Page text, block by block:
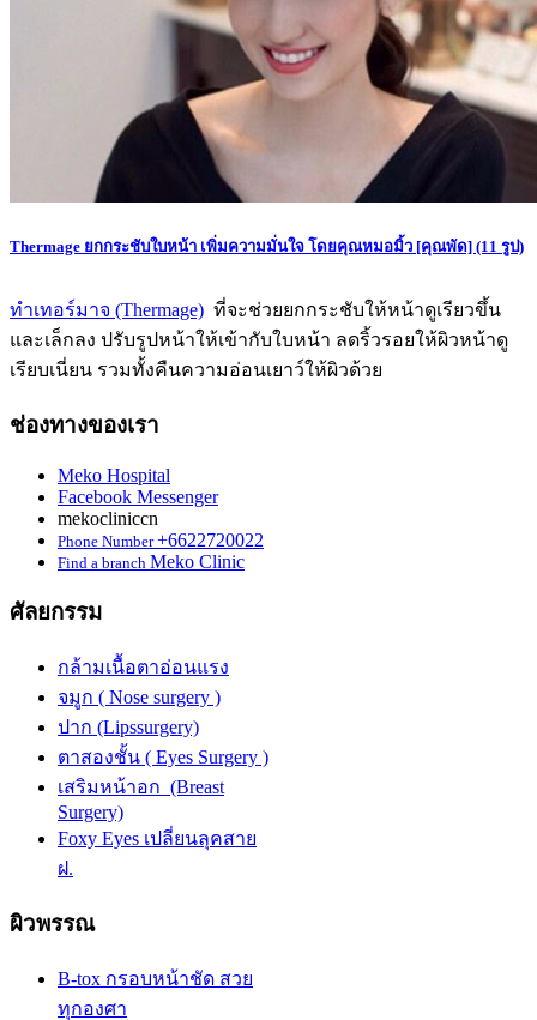
Thermage ยกกระชับใบหน้า เพิ่มความมั่นใจ โดยคุณหมอมิ้ว [คุณพัด] (11 รูป)
ทำเทอร์มาจ (Thermage) ที่จะช่วยยกกระชับให้หน้าดูเรียวขึ้น
และเล็กลง ปรับรูปหน้าให้เข้ากับใบหน้า ลดริ้วรอยให้ผิวหน้าดู
เรียบเนี่ยน รวมทั้งคืนความอ่อนเยาว์ให้ผิวด้วย
ช่องทางของเรา
Meko Hospital
Facebook Messenger
mekocliniccn
Phone Number+6622720022
Find a branch Meko Clinic
ศัลยกรรม
กล้ามเนื้อตาอ่อนแรง
จมูก ( Nose surgery )
ปาก (Lipssurgery)
ตาสองชั้น ( Eyes Surgery )
เสริมหน้าอก (Breast
Surgery)
Foxy Eyes เปลี่ยนลุคสาย
ฝ.
ผิวพรรณ
B-tox กรอบหน้าชัด สวย
ทุกองศา